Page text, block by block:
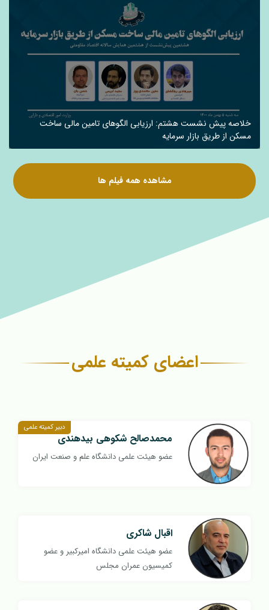
خلاصه پیش نشست هشتم: ارزیابی الگوهای تامین مالی ساخت
مسکن از طریق بازار سرمایه
مشاهده همه فیلم ها
اعضای کمیته علمی
دبیر کمیته علمی
محمدصالح شکوهی بیدهندی
عضو هیئت علمی دانشگاه علم و صنعت ایران
اقبال شاکری
عضو هیئت علمی دانشگاه امیرکبیر و عضو
کمیسیون عمران مجلس